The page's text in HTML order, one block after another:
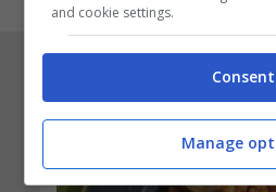
and cookie settings.
Consent
Manage